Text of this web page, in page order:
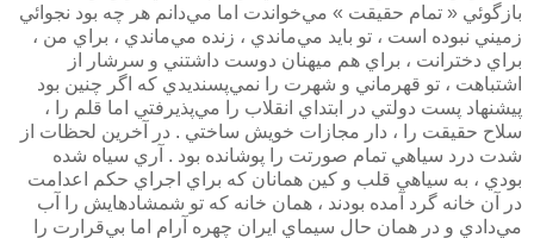
بازگوئي « تمام حقيقت » مي‌خواندت اما مي‌دانم هر چه بود نجوائي
زميني نبوده است ، تو بايد مي‌ماندي ، زنده مي‌ماندي ، براي من ،
براي دخترانت ، براي هم ميهنان دوست داشتني و سرشار از
اشتباهت ، تو قهرماني و شهرت را نمي‌پسنديدي كه اگر چنين بود
پيشنهاد پست دولتي در ابتداي انقلاب را مي‌پذيرفتي اما قلم را ،
سلاح حقيقت را ، دار مجازات خويش ساختي . در آخرين لحظات از
شدت درد سياهي تمام صورتت را پوشانده بود . آري سياه شده
بودي ، به سياهي قلب و كين همانان كه براي اجراي حكم اعدامت
در آن خانه گرد آمده بودند ، همان خانه كه تو شمشادهايش را آب
مي‌دادي و در همان حال سيماي ايران چهره آرام اما بي‌قرارت را